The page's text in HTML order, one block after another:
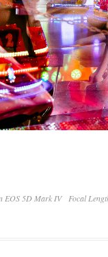
EOS 5D Mark IV Focal